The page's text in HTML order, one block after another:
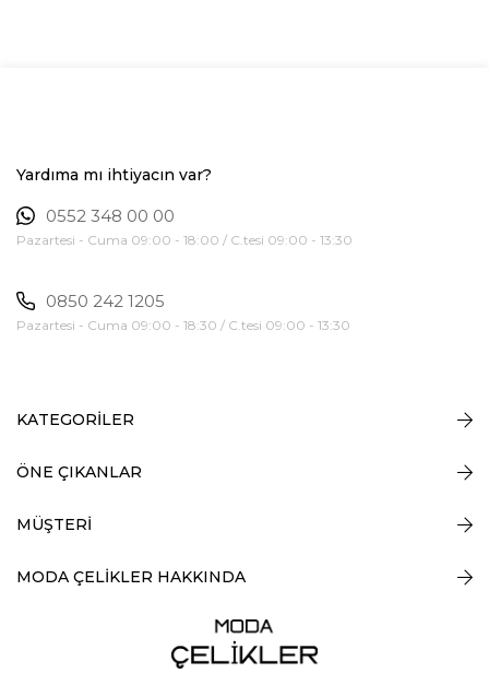
Yardıma mı ihtiyacın var?
0552 348 00 00
Pazartesi - Cuma 09:00 - 18:00 / C.tesi 09:00 - 13:30
0850 242 1205
Pazartesi - Cuma 09:00 - 18:30 / C.tesi 09:00 - 13:30
KATEGORİLER
ÖNE ÇIKANLAR
MÜŞTERİ
MODA ÇELİKLER HAKKINDA